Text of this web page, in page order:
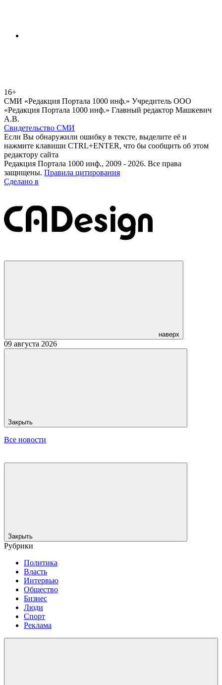
16+
СМИ «Редакция Портала 1000 инф.» Учредитель ООО
«Редакция Портала 1000 инф.» Главный редактор Машкевич
А.В.
Свидетельство СМИ
Если Вы обнаружили ошибку в тексте, выделите её и
нажмите клавиши CTRL+ENTER, что бы сообщить об этом
редактору сайта
Редакция Портала 1000 инф., 2009 - 2026. Все права
защищены. Правила цитирования
Сделано в
наверх
09 августа 2026
Закрыть
Все новости
Закрыть
Рубрики
Политика
Власть
Интервью
Общество
Бизнес
Люди
Спорт
Реклама